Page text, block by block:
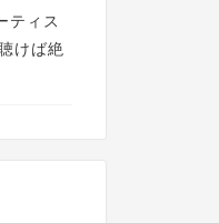
ティス
けば絶